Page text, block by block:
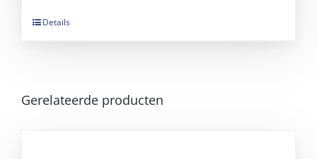
Details
Gerelateerde producten